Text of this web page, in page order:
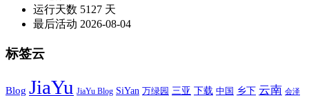
运行天数 5127 天
最后活动 2026-08-04
标签云
Blog JiaYu JiaYu Blog SiYan 万绿园 三亚 下载 中国 乡下 云南 会泽